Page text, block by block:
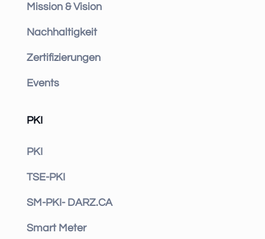
Mission & Vision
Nachhaltigkeit
Zertifizierungen
Events
PKI
PKI
TSE-PKI
SM-PKI- DARZ.CA
Smart Meter